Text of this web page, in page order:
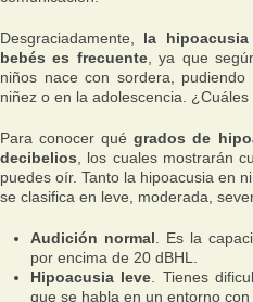
Desgraciadamente, la
bebés es frecuente, ya que
niños nace con sordera,
niñez o en la adolescencia.
Para conocer quégrados de
decibelios , los cuales mostrarán
puedes oír. Tanto la hipoacusia en
se clasifica en leve, moderada,
Audición normal . Es la
por encima de 20 dBHL.
Hipoacusia leve . Tienes
que se habla en un entorno